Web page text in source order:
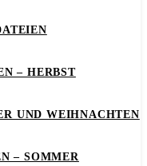
– HERBST
UND WEIHNACHTEN
– SOMMER